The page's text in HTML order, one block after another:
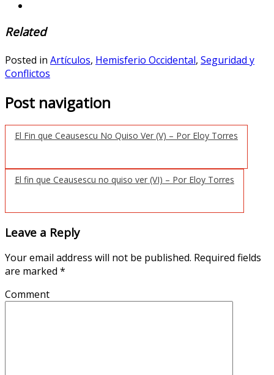
Related
Posted in Artículos, Hemisferio Occidental, Seguridad y
Conflictos
Post navigation
El Fin que Ceausescu No Quiso Ver (V) – Por Eloy Torres
El fin que Ceausescu no quiso ver (VI) – Por Eloy Torres
Leave a Reply
Your email address will not be published. Required fields
are marked *
Comment